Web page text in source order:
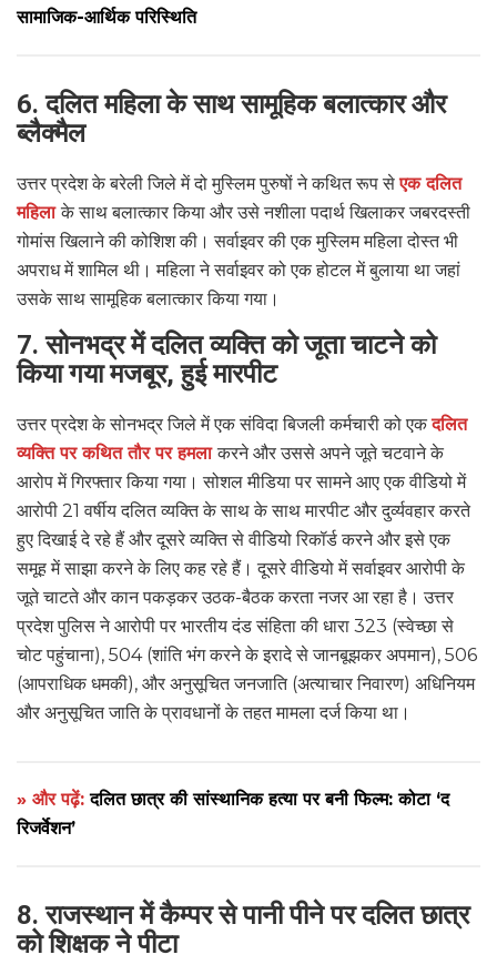
सामाजिक-आर्थिक परिस्थिति
6. दलित महिला के साथ सामूहिक बलात्कार और
ब्लैक्मैल
उत्तर प्रदेश के बरेली जिले में दो मुस्लिम पुरुषों ने कथित रूप सेएक दलित
महिला के साथ बलात्कार किया और उसे नशीला पदार्थ खिलाकर जबरदस्ती
गोमांस खिलाने की कोशिश की। सर्वाइवर की एक मुस्लिम महिला दोस्त भी
अपराध में शामिल थी। महिला ने सर्वाइवर को एक होटल में बुलाया था जहां
उसके साथ सामूहिक बलात्कार किया गया।
7. सोनभद्र में दलित व्यक्ति को जूता चाटने को
किया गया मजबूर, हुई मारपीट
उत्तर प्रदेश के सोनभद्र जिले में एक संविदा बिजली कर्मचारी को एकदलित
व्यक्ति पर कथित तौर पर हमला करने और उससे अपने जूते चटवाने के
आरोप में गिरफ्तार किया गया। सोशल मीडिया पर सामने आए एक वीडियो में
आरोपी 21 वर्षीय दलित व्यक्ति के साथ के साथ मारपीट और दुर्व्यवहार करते
हुए दिखाई दे रहे हैं और दूसरे व्यक्ति से वीडियो रिकॉर्ड करने और इसे एक
समूह में साझा करने के लिए कह रहे हैं। दूसरे वीडियो में सर्वाइवर आरोपी के
जूते चाटते और कान पकड़कर उठक-बैठक करता नजर आ रहा है। उत्तर
प्रदेश पुलिस ने आरोपी पर भारतीय दंड संहिता की धारा 323 (स्वेच्छा से
चोट पहुंचाना), 504 (शांति भंग करने के इरादे से जानबूझकर अपमान), 506
(आपराधिक धमकी), और अनुसूचित जनजाति (अत्याचार निवारण) अधिनियम
और अनुसूचित जाति के प्रावधानों के तहत मामला दर्ज किया था।
» और पढ़ें:दलित छात्र की सांस्थानिक हत्या पर बनी फिल्म: कोटा ‘द
रिजर्वेशन’
8. राजस्थान में कैम्पर से पानी पीने पर दलित छात्र
को शिक्षक ने पीटा